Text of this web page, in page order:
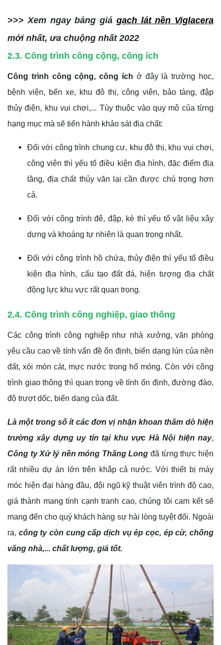
>>> Xem ngay bảng giá gạch lát nền Viglacera
mới nhất, ưa chuộng nhất 2022
2.3. Công trình công cộng, công ích
Công trình công cộng, công ích ở đây là trường học,
bệnh viện, bến xe, khu đô thị, công viên, bảo tàng, đập
thủy điện, khu vui chơi,... Tùy thuộc vào quy mô của từng
hạng mục mà sẽ tiến hành khảo sát địa chất:
Đối với công trình chung cư, khu đô thị, khu vui chơi,
công viên thì yếu tố điều kiện địa hình, đặc điểm địa
tầng, địa chất thủy văn lại cần được chú trọng hơn
cả.
Đối với công trình đê, đập, kè thì yếu tố vật liệu xây
dựng và khoáng tự nhiên là quan trọng nhất.
Đối với công trình hồ chứa, thủy điện thì yếu tố điều
kiện địa hình, cấu tạo đất đá, hiện tượng địa chất
động lực khu vực rất quan trọng.
2.4. Công trình công nghiệp, giao thông
Các công trình công nghiệp như nhà xưởng, văn phòng
yêu cầu cao về tính vấn đề ổn định, biến dạng lún của nền
đất, xói mòn cát, mực nước trong hố móng. Còn với công
trình giao thông thì quan trọng về tính ổn định, đường đào,
độ trượt dốc, biến dạng của đất.
Là một trong số ít các đơn vị nhận khoan thăm dò hiện
trường xây dựng uy tín tại khu vực Hà Nội hiện nay,
Công ty Xử lý nền móng Thăng Longđã từng thực hiện
rất nhiều dự án lớn trên khắp cả nước. Với thiết bị máy
móc hiện đại hàng đầu, đội ngũ kỹ thuật viên trình độ cao,
giá thành mang tính cạnh tranh cao, chúng tôi cam kết sẽ
mang đến cho quý khách hàng sự hài lòng tuyệt đối. Ngoài
ra, công ty còn cung cấp dịch vụ ép cọc, ép cừ, chống
văng nhà,... chất lượng, giá tốt.